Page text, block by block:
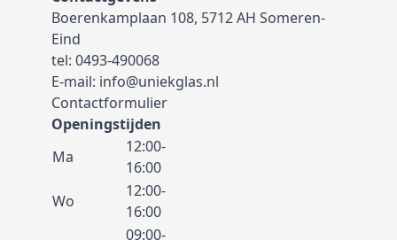
Boerenkamplaan 108, 5712 AH Someren-
Eind
tel: 0493-490068
E-mail: info@uniekglas.nl
Contactformulier
Openingstijden
Ma
12:00-
16:00
Wo
12:00-
16:00
09:00-